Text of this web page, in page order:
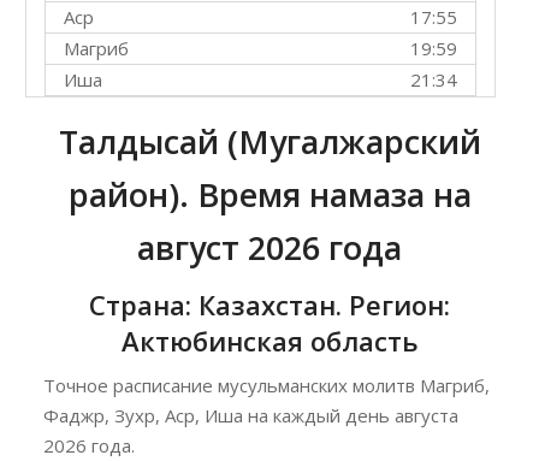
17:55
Аср
19:59
Магриб
21:34
Иша
Талдысай (Мугалжарский
район). Время намаза на
август 2026 года
Страна: Казахстан. Регион:
Актюбинская область
Точное расписание мусульманских молитв Магриб,
Фаджр, Зухр, Аср, Иша на каждый день августа
2026 года.